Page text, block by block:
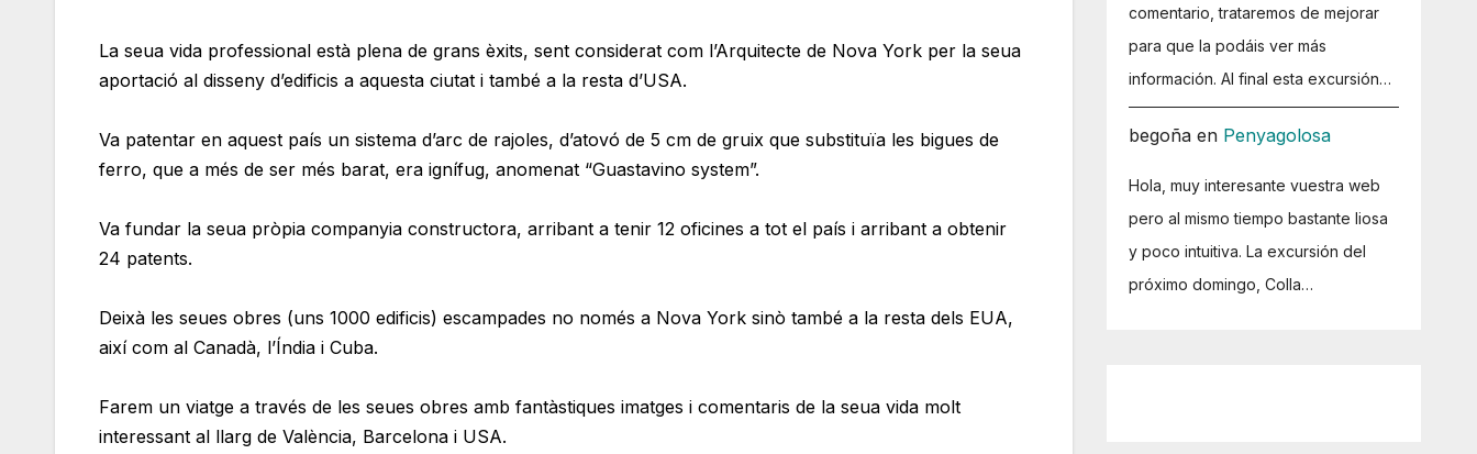
La seua vida professional està plena de grans èxits, sent considerat com l’Arquitecte de Nova York per la seua
aportació al disseny d’edificis a aquesta ciutat i també a la resta d’USA.
Va patentar en aquest país un sistema d’arc de rajoles, d’atovó de 5 cm de gruix que substituïa les bigues de
ferro, que a més de ser més barat, era ignífug, anomenat “Guastavino system”.
Va fundar la seua pròpia companyia constructora, arribant a tenir 12 oficines a tot el país i arribant a obtenir
24 patents.
Deixà les seues obres (uns 1000 edificis) escampades no només a Nova York sinò també a la resta dels EUA,
així com al Canadà, l’Índia i Cuba.
Farem un viatge a través de les seues obres amb fantàstiques imatges i comentaris de la seua vida molt
interessant al llarg de València, Barcelona i USA.
comentario, trataremos de mejorar
para que la podáis ver más
información. Al final esta excursión…
begoñaen Penyagolosa
Hola, muy interesante vuestra web
pero al mismo tiempo bastante liosa
y poco intuitiva. La excursión del
próximo domingo, Colla…